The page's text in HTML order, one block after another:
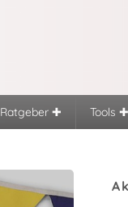
Ratgeber Tools